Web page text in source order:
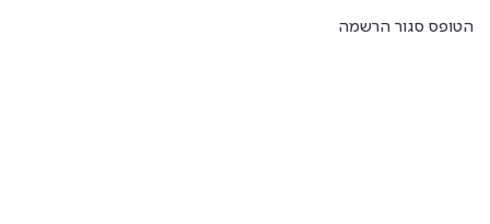
הטופס סגור הרשמה